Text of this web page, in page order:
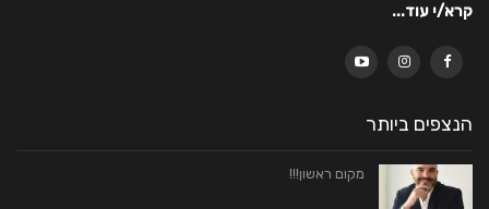
קרא/י עוד...
הנצפים ביותר
מקום ראשון!!!